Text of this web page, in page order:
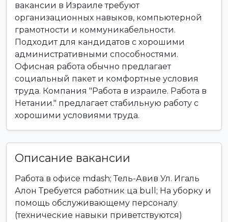
вакансии в Израиле требуют
организационных навыков, компьютерной
грамотности и коммуникабельности.
Подходит для кандидатов с хорошими
административными способностями.
Офисная работа обычно предлагает
социальный пакет и комфортные условия
труда. Компания "Работа в израиле. Работа в
Нетании." предлагает стабильную работу с
хорошими условиями труда.
Описание вакансии
Работа в офисе mdash; Тель-Авив Ул. Игаль
Алон Требуется работник ца bull; На уборку и
помощь обслуживающему персоналу
(технические навыки приветствуются)